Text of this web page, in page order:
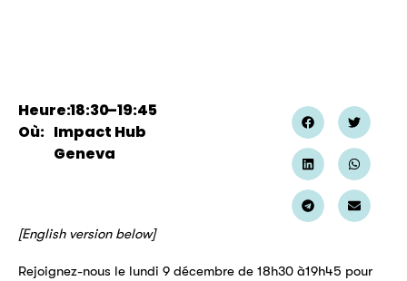
[English version below]
Rejoignez-nous le lundi 9 décembre de 18h30 à19h45 pour
Heure:18:30–19:45
Où: Impact Hub
Geneva